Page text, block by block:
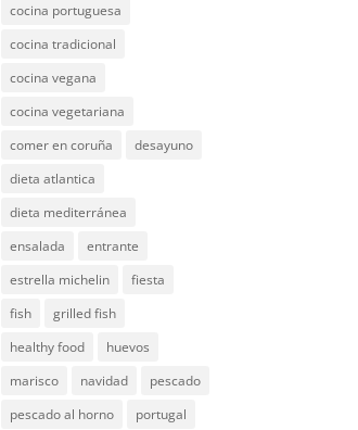
cocina portuguesa
cocina tradicional
cocina vegana
cocina vegetariana
comer en coruña
desayuno
dieta atlantica
dieta mediterránea
ensalada
entrante
estrella michelin
fiesta
fish
grilled fish
healthy food
huevos
marisco
navidad
pescado
pescado al horno
portugal